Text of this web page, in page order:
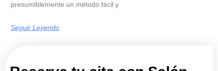
presumiblemente un método fácil y
Seguir Leyendo